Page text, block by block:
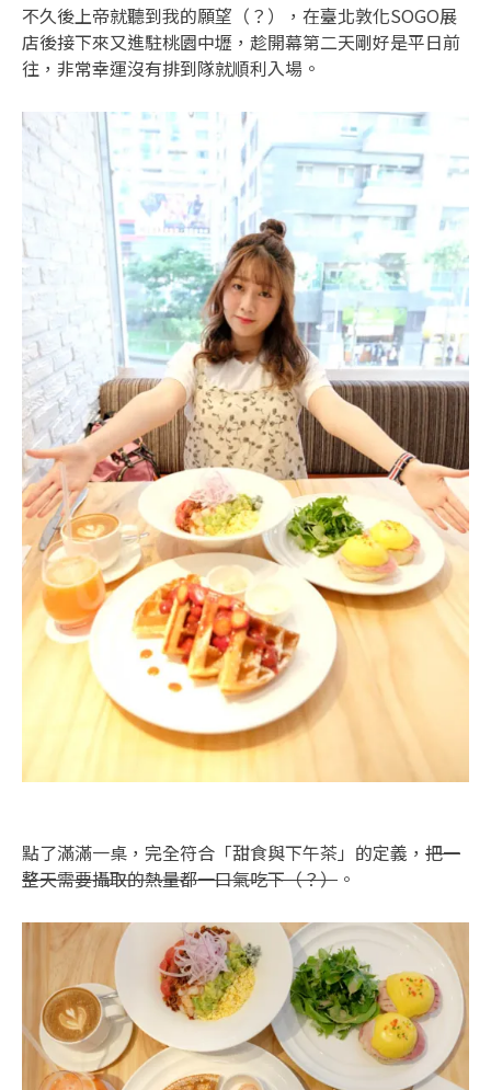
不久後上帝就聽到我的願望（？），在臺北敦化SOGO展
店後接下來又進駐桃園中壢，趁開幕第二天剛好是平日前
往，非常幸運沒有排到隊就順利入場。
點了滿滿一桌，完全符合「甜食與下午茶」的定義， 把一
整天需要攝取的熱量都一口氣吃下（？） 。